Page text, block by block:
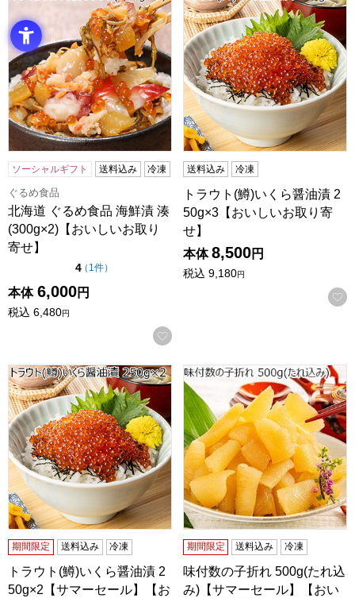
ソーシャルギフト 送料込み 冷凍
ぐるめ食品
北海道 ぐるめ食品 海鮮漬 湊
(300g×2)【おいしいお取り
寄せ】
4点（5点満点中）
（ 1件の評価
）
本体 6,000円
税込 6,480円
お気に入りに登録する
送料込み 冷凍
トラウト(鱒)いくら醤油漬 2
50g×3【おいしいお取り寄
せ】
本体 8,500円
税込 9,180円
トラウト(鱒)いくら醤油漬 250g×2【サマーセール】【おい
期間限定 送料込み 冷凍
トラウト(鱒)いくら醤油漬 2
50g×2【サマーセール】【お
味付数の子折れ 500g(たれ込
期間限定 送料込み 冷凍
味付数の子折れ 500g(たれ込
み)【サマーセール】【おい